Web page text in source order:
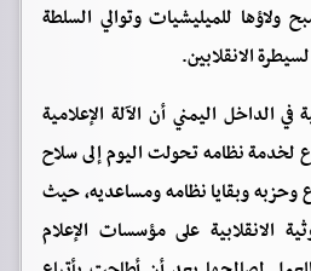
ولاؤها للميليشيات وتوالي السلطة
الانقلابين.
الداخل اليمني أن الآلة الإعلامية
لخدمة نظامه تحولت اليوم إلى سلاح
وحزبه وبقايا نظامه ومساعديه، حيث
الانقلابية على مؤسسات الإعلام